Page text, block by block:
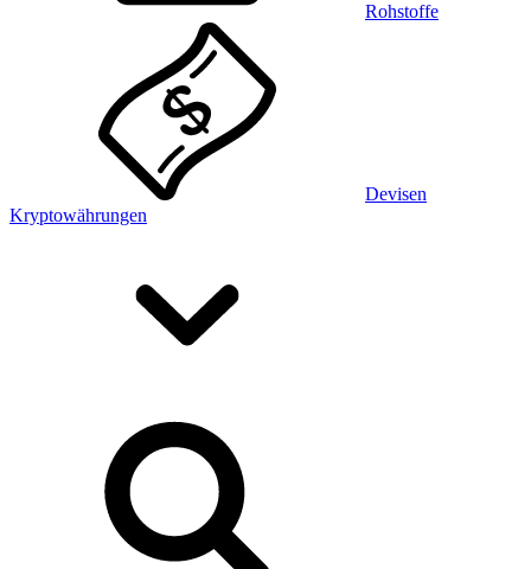
Rohstoffe
Devisen
Kryptowährungen